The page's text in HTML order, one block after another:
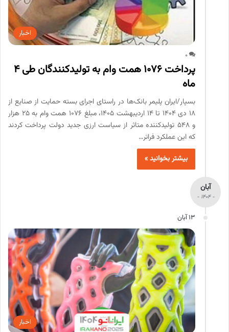
اخبار
0
پرداخت ۱۰۷۶ همت وام به تولیدکنندگان طی ۴
ماه
بسپار/ایران پلیمر بانک‌ها در راستای اجرای بسته حمایت از صنایع از
۱۸ دی ۱۴۰۴ تا ۱۴ اردیبهشت ۱۴۰۵، مبلغ ۱۰۷۶ همت وام به ۲۵ هزار
و ۵۴۸ تولیدکننده متاثر از سیاست ارزی جدید دولت پرداخت کردند
که این عملکرد فراتر…
بیشتر بخوانید »
آبان
- 1404 -
13 آبان
اخبار